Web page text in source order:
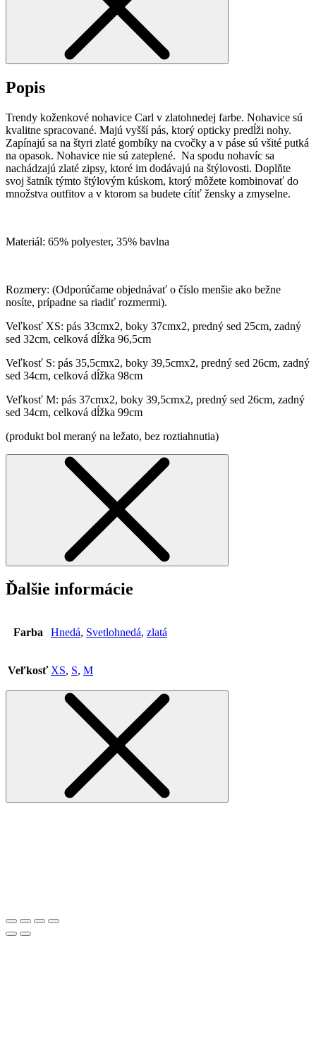
Popis
Trendy koženkové nohavice Carl v zlatohnedej farbe. Nohavice sú
kvalitne spracované. Majú vyšší pás, ktorý opticky predĺži nohy.
Zapínajú sa na štyri zlaté gombíky na cvočky a v páse sú všité putká
na opasok. Nohavice nie sú zateplené. Na spodu nohavíc sa
nachádzajú zlaté zipsy, ktoré im dodávajú na štýlovosti. Doplňte
svoj šatník týmto štýlovým kúskom, ktorý môžete kombinovať do
množstva outfitov a v ktorom sa budete cítiť žensky a zmyselne.
Materiál: 65% polyester, 35% bavlna
Rozmery: (Odporúčame objednávať o číslo menšie ako bežne
nosíte, prípadne sa riadiť rozmermi).
Veľkosť XS: pás 33cmx2, boky 37cmx2, predný sed 25cm, zadný
sed 32cm, celková dĺžka 96,5cm
Veľkosť S: pás 35,5cmx2, boky 39,5cmx2, predný sed 26cm, zadný
sed 34cm, celková dĺžka 98cm
Veľkosť M: pás 37cmx2, boky 39,5cmx2, predný sed 26cm, zadný
sed 34cm, celková dĺžka 99cm
(produkt bol meraný na ležato, bez roztiahnutia)
Ďalšie informácie
Farba Hnedá, Svetlohnedá, zlatá
Veľkosť XS, S, M